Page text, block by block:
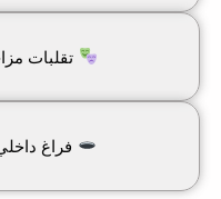
تقلبات
فراغ